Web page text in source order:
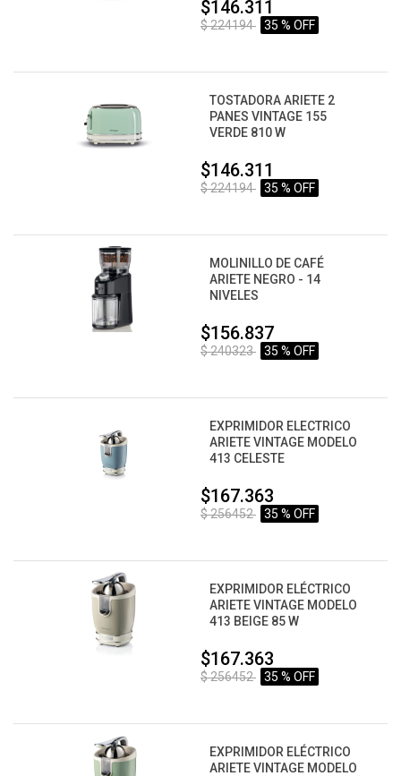
$146.311
$ 224194 35 % OFF
TOSTADORA ARIETE 2
PANES VINTAGE 155
VERDE 810 W
$146.311
$ 224194 35 % OFF
MOLINILLO DE CAFÉ
ARIETE NEGRO - 14
NIVELES
$156.837
$ 240323 35 % OFF
EXPRIMIDOR ELECTRICO
ARIETE VINTAGE MODELO
413 CELESTE
$167.363
$ 256452 35 % OFF
EXPRIMIDOR ELÉCTRICO
ARIETE VINTAGE MODELO
413 BEIGE 85 W
$167.363
$ 256452 35 % OFF
EXPRIMIDOR ELÉCTRICO
ARIETE VINTAGE MODELO